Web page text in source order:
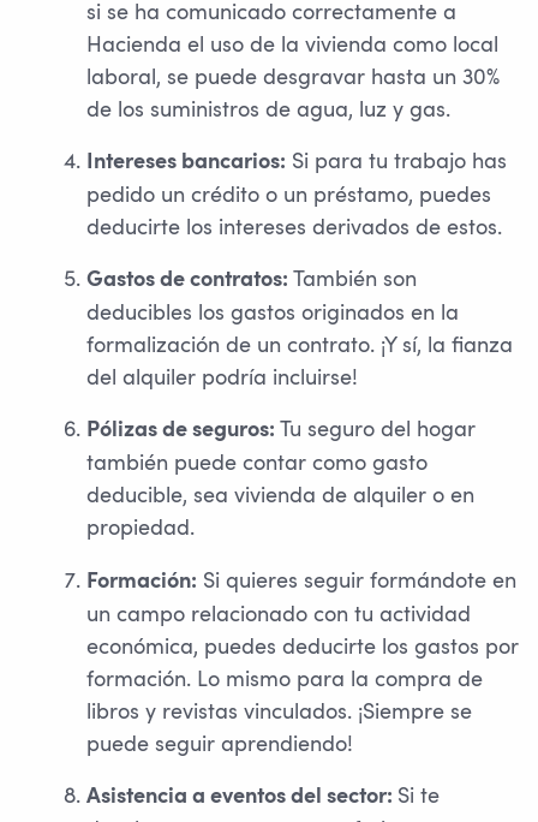
si se ha comunicado correctamente a
Hacienda el uso de la vivienda como local
laboral, se puede desgravar hasta un 30%
de los suministros de agua, luz y gas.
Intereses bancarios: Si para tu trabajo has
pedido un crédito o un préstamo, puedes
deducirte los intereses derivados de estos.
Gastos de contratos: También son
deducibles los gastos originados en la
formalización de un contrato. ¡Y sí, la fianza
del alquiler podría incluirse!
Pólizas de seguros:
Tu seguro del hogar
también puede contar como gasto
deducible, sea vivienda de alquiler o en
propiedad.
Formación: Si quieres seguir formándote en
un campo relacionado con tu actividad
económica, puedes deducirte los gastos por
formación. Lo mismo para la compra de
libros y revistas vinculados. ¡Siempre se
puede seguir aprendiendo!
Asistencia a eventos del sector: Si te